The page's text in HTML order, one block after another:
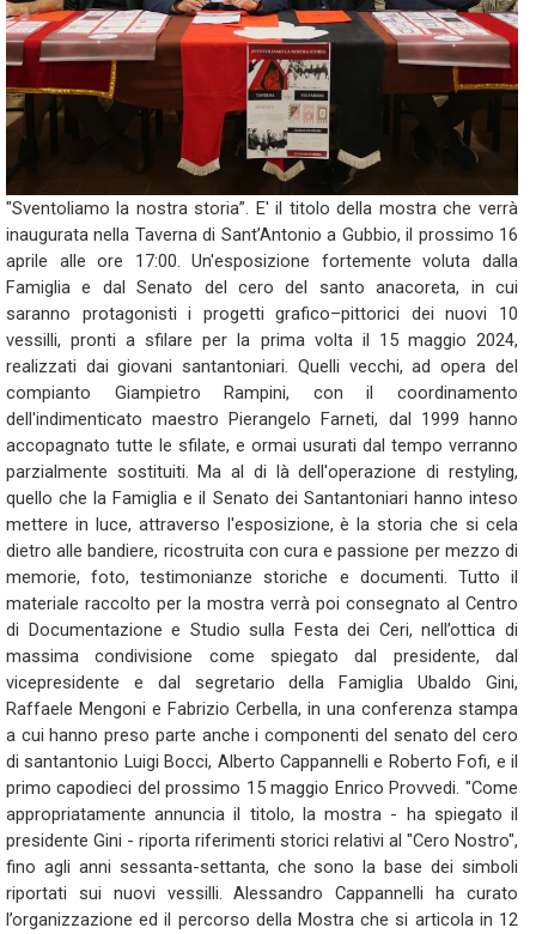
"Sventoliamo la nostra storia”. E' il titolo della mostra che verrà
inaugurata nella Taverna di Sant’Antonio a Gubbio, il prossimo 16
aprile alle ore 17:00. Un'esposizione fortemente voluta dalla
Famiglia e dal Senato del cero del santo anacoreta, in cui
saranno protagonisti i progetti grafico–pittorici dei nuovi 10
vessilli, pronti a sfilare per la prima volta il 15 maggio 2024,
realizzati dai giovani santantoniari. Quelli vecchi, ad opera del
compianto Giampietro Rampini, con il coordinamento
dell'indimenticato maestro Pierangelo Farneti, dal 1999 hanno
accopagnato tutte le sfilate, e ormai usurati dal tempo verranno
parzialmente sostituiti. Ma al di là dell'operazione di restyling,
quello che la Famiglia e il Senato dei Santantoniari hanno inteso
mettere in luce, attraverso l'esposizione, è la storia che si cela
dietro alle bandiere, ricostruita con cura e passione per mezzo di
memorie, foto, testimonianze storiche e documenti. Tutto il
materiale raccolto per la mostra verrà poi consegnato al Centro
di Documentazione e Studio sulla Festa dei Ceri, nell’ottica di
massima condivisione come spiegato dal presidente, dal
vicepresidente e dal segretario della Famiglia Ubaldo Gini,
Raffaele Mengoni e Fabrizio Cerbella, in una conferenza stampa
a cui hanno preso parte anche i componenti del senato del cero
di santantonio Luigi Bocci, Alberto Cappannelli e Roberto Fofi, e il
primo capodieci del prossimo 15 maggio Enrico Provvedi. "Come
appropriatamente annuncia il titolo, la mostra - ha spiegato il
presidente Gini - riporta riferimenti storici relativi al "Cero Nostro",
fino agli anni sessanta-settanta, che sono la base dei simboli
riportati sui nuovi vessilli. Alessandro Cappannelli ha curato
l’organizzazione ed il percorso della Mostra che si articola in 12